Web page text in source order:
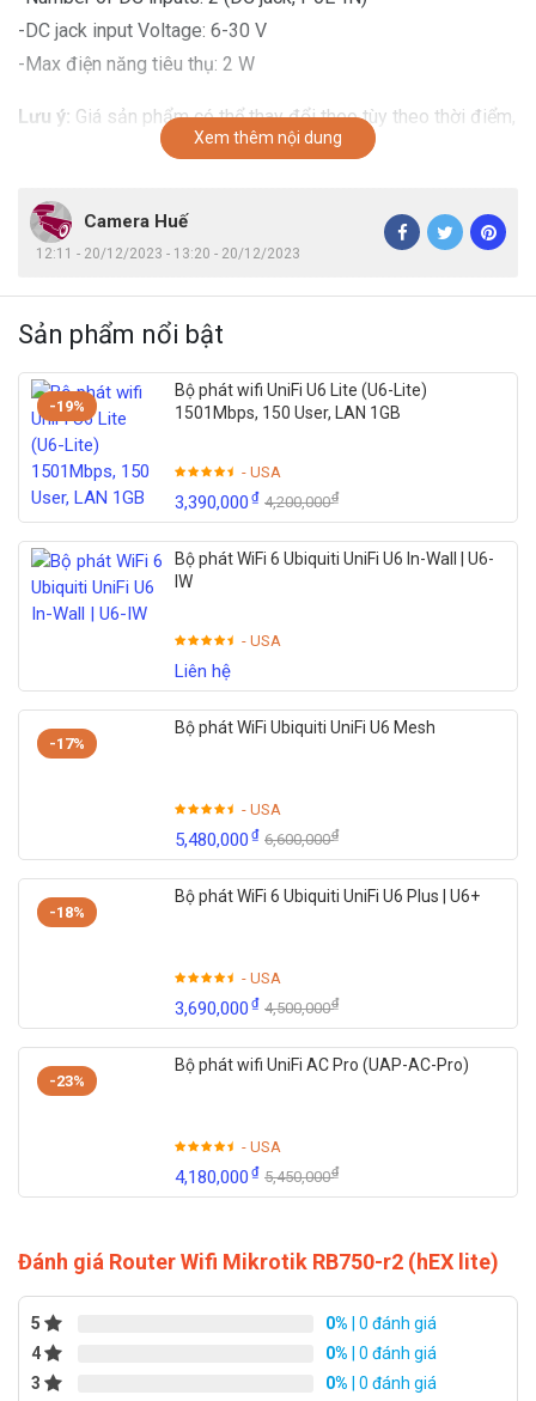
-DC jack input Voltage: 6-30 V
-Max điện năng tiêu thụ: 2 W
Lưu ý: Giá sản phẩm có thể thay đổi theo tùy theo thời điểm,
để có báo giá chính xác nhất xin liên hệ phòng kinh doanh
mua hàng.
Xem thêm nội dung
Camera Huế
12:11 - 20/12/2023 - 13:20 - 20/12/2023
Sản phẩm nổi bật
-19%
Bộ phát wifi UniFi U6 Lite (U6-Lite)
1501Mbps, 150 User, LAN 1GB
- USA
3,390,000₫ 4,200,000₫
Bộ phát WiFi 6 Ubiquiti UniFi U6 In-Wall | U6-
IW
- USA
Liên hệ
-17%
Bộ phát WiFi Ubiquiti UniFi U6 Mesh
- USA
5,480,000₫ 6,600,000₫
-18%
Bộ phát WiFi 6 Ubiquiti UniFi U6 Plus | U6+
- USA
3,690,000₫ 4,500,000₫
-23%
Bộ phát wifi UniFi AC Pro (UAP-AC-Pro)
- USA
4,180,000₫ 5,450,000₫
Đánh giá Router Wifi Mikrotik RB750-r2 (hEX lite)
5 0% | 0 đánh giá
4
0% | 0 đánh giá
3
0% | 0 đánh giá